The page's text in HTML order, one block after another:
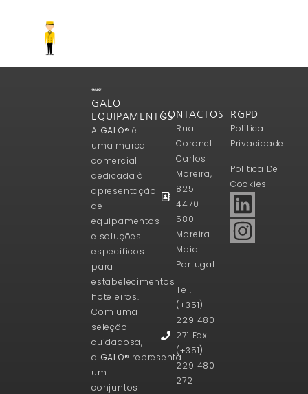
GALO
EQUIPAMENTOS
A GALO® é
uma marca
comercial
dedicada à
apresentação
de
equipamentos
e soluções
específicos
para
estabelecimentos
hoteleiros.
Com uma
seleção
cuidadosa,
a GALO® representa
um
conjuntos
CONTACTOS
Rua
Coronel
Carlos
Moreira,
825
4470-
580
Moreira |
Maia
Portugal
Tel.
(+351)
229 480
271 Fax.
(+351)
229 480
272
RGPD
Politica
Privacidade
Politica De
Cookies